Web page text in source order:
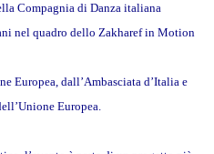
Compagnia di Danza italiana
nel quadro dello Zakharef in Motion
Europea, dall’Ambasciata d’Italia e
Europea.